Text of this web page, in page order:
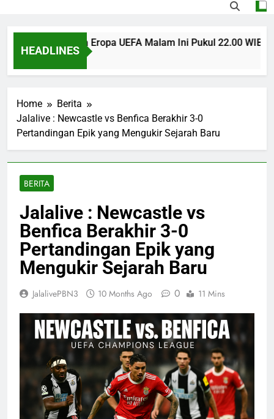
HEADLINES
U Craiova Liga Eropa UEFA Malam Ini Pukul 22.00 WIB
Home
Berita
Jalalive : Newcastle vs Benfica Berakhir 3-0
Pertandingan Epik yang Mengukir Sejarah Baru
BERITA
Jalalive : Newcastle vs
Benfica Berakhir 3-0
Pertandingan Epik yang
Mengukir Sejarah Baru
JalalivePBN3 10 Months Ago 0 11 Mins